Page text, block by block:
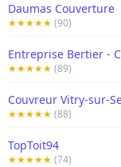
Daumas Couverture
★★★★★(90)
★★★★★(89)
★★★★★(88)
TopToit94
★★★★★(74)